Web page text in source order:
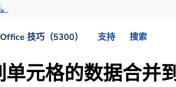
Office 技巧（5300） 支持 搜索
元格的数据合并